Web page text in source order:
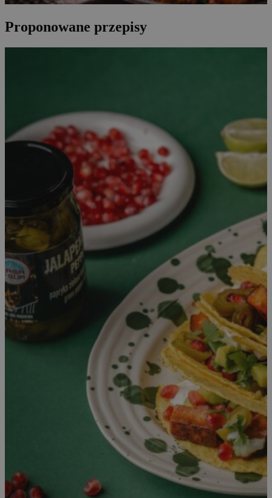
Proponowane przepisy